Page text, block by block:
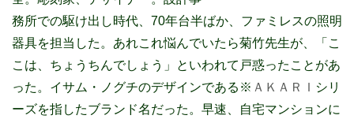
務所での駆け出し時代、70年台半ばか、ファミレスの照明
器具を担当した。あれこれ悩んでいたら菊竹先生が、「こ
こは、ちょうちんでしょう」といわれて戸惑ったことがあ
った。イサム・ノグチのデザインである※ ＡＫＡＲＩ シリ
ーズを指したブランド名だった。早速、自宅マンションに